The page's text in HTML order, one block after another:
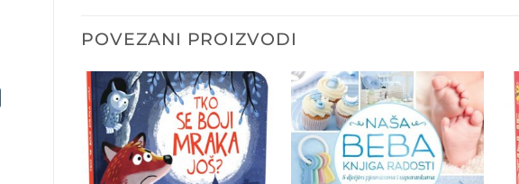
POVEZANI PROIZVODI
Dodajte
na listu
želja
Dodajte
na listu
želja